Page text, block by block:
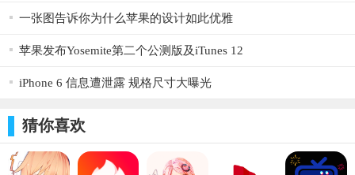
可以随时更改主题。
一张图告诉你为什么苹果的设计如此优雅
苹果发布Yosemite第二个公测版及iTunes 12
iPhone 6 信息遭泄露 规格尺寸大曝光
猜你喜欢